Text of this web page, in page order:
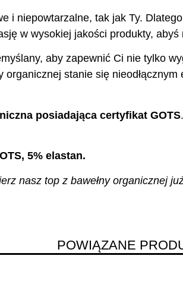
i niepowtarzalne, tak jak Ty.
w wysokiej jakości produkty,
aby zapewnić Ci nie tylko
organicznej stanie się
posiadająca certyfikat GOTS
5% elastan.
nasz top z bawełny organicznej
POWIĄZANE